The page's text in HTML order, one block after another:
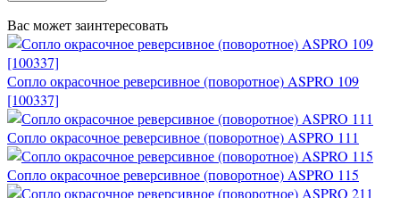
Вас может заинтересовать
Сопло окрасочное реверсивное (поворотное) ASPRO 109
[100337]
Сопло окрасочное реверсивное (поворотное) ASPRO 111
Сопло окрасочное реверсивное (поворотное) ASPRO 115